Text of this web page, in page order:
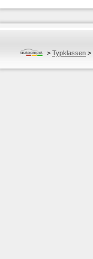
> Typklassen >